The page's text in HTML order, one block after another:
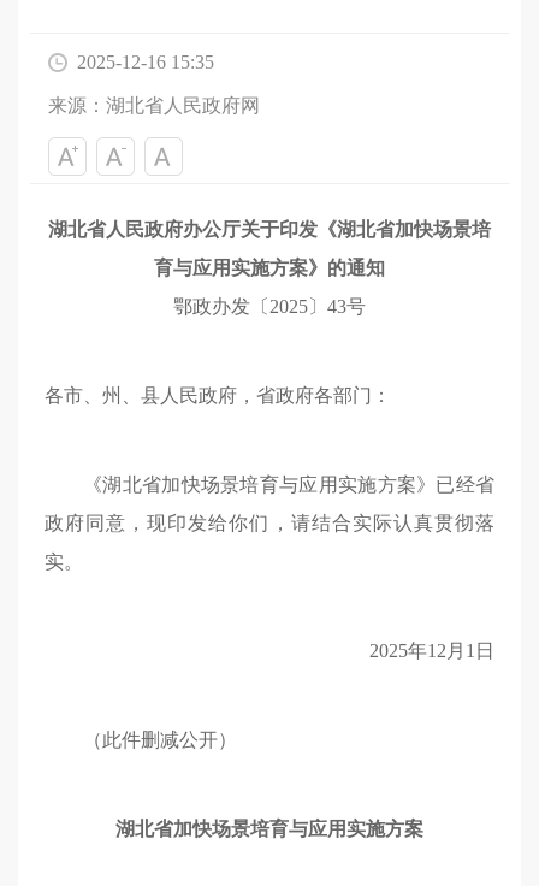
2025-12-16 15:35
来源：湖北省人民政府网
湖北省人民政府办公厅关于印发《湖北省加快场景培
育与应用实施方案》的通知
鄂政办发〔2025〕43号
各市、州、县人民政府，省政府各部门：
《湖北省加快场景培育与应用实施方案》已经省
政府同意，现印发给你们，请结合实际认真贯彻落
实。
2025年12月1日
（此件删减公开）
湖北省加快场景培育与应用实施方案